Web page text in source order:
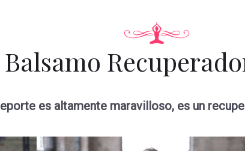
Balsamo
es altamente maravilloso, es un